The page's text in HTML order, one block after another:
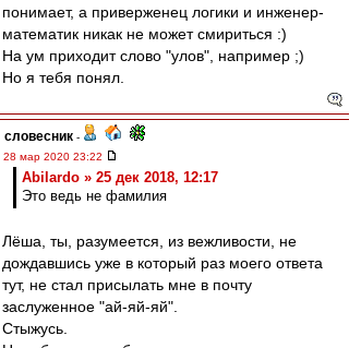
понимает, а приверженец логики и инженер-
математик никак не может смириться :)
На ум приходит слово "улов", например ;)
Но я тебя понял.
словесник -
28 мар 2020 23:22
Abilardo » 25 дек 2018, 12:17
Это ведь не фамилия
Лёша, ты, разумеется, из вежливости, не
дождавшись уже в который раз моего ответа
тут, не стал присылать мне в почту
заслуженное "ай-яй-яй".
Стыжусь.